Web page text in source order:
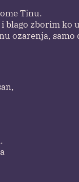
Tinu.
blago zborim ko
ozarenja, samo